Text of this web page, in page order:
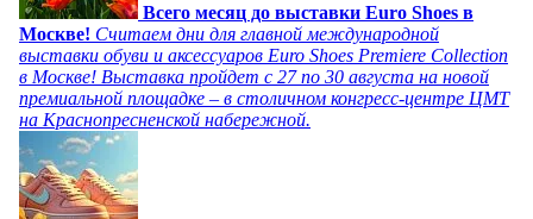
Всего месяц до выставки Euro Shoes в
Москве! Считаем дни для главной международной
выставки обуви и аксессуаров Euro Shoes Premiere Collection
в Москве! Выставка пройдет с 27 по 30 августа на новой
премиальной площадке – в столичном конгресс-центре ЦМТ
на Краснопресненской набережной.